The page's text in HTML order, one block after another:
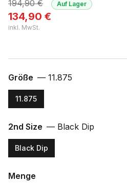
194,90€
134,90 €
inkl. MwSt.
Auf Lager
Größe — 11.875
11.875
2nd Size — Black Dip
Black Dip
Menge